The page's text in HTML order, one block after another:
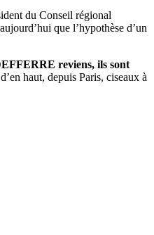
du Conseil régional
que l’hypothèse d’un
reviens, ils sont
haut, depuis Paris, ciseaux à